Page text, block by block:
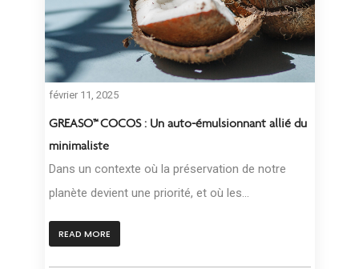
février 11, 2025
GREASO™ COCOS : Un auto-émulsionnant allié du
minimaliste
Dans un contexte où la préservation de notre
planète devient une priorité, et où les...
READ MORE